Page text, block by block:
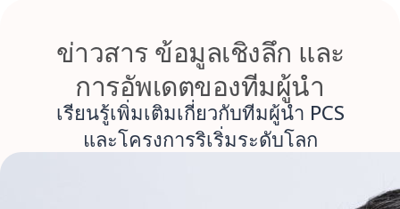
ข่าวสาร ข้อมูลเชิงลึก และ
การอัพเดตของทีมผู้นำ
เรียนรู้เพิ่มเติมเกี่ยวกับทีมผู้นำ PCS
และโครงการริเริ่มระดับโลก